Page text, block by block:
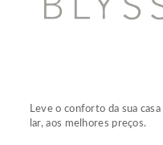
Leve o conforto da sua
lar, aos melhores preços.